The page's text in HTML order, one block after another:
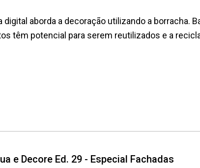
digital aborda a decoração utilizando a borracha.
têm potencial para serem reutilizados e a
e Decore Ed. 29 - Especial Fachadas